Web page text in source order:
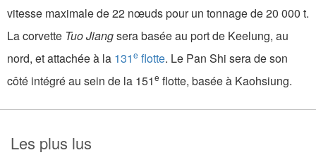
vitesse maximale de 22 nœuds pour un tonnage de 20 000 t.
La corvette Tuo Jiangsera basée au port de Keelung, au
nord, et attachée à la 131e flotte. Le Pan Shi sera de son
côté intégré au sein de la 151e flotte, basée à Kaohsiung.
Les plus lus